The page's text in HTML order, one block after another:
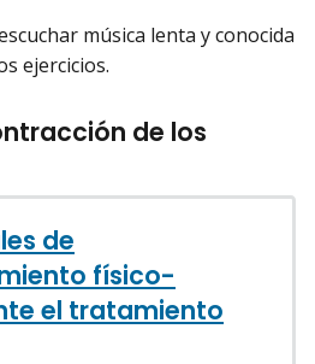
música lenta y conocida
ejercicios.
de los
de
físico-
el tratamiento